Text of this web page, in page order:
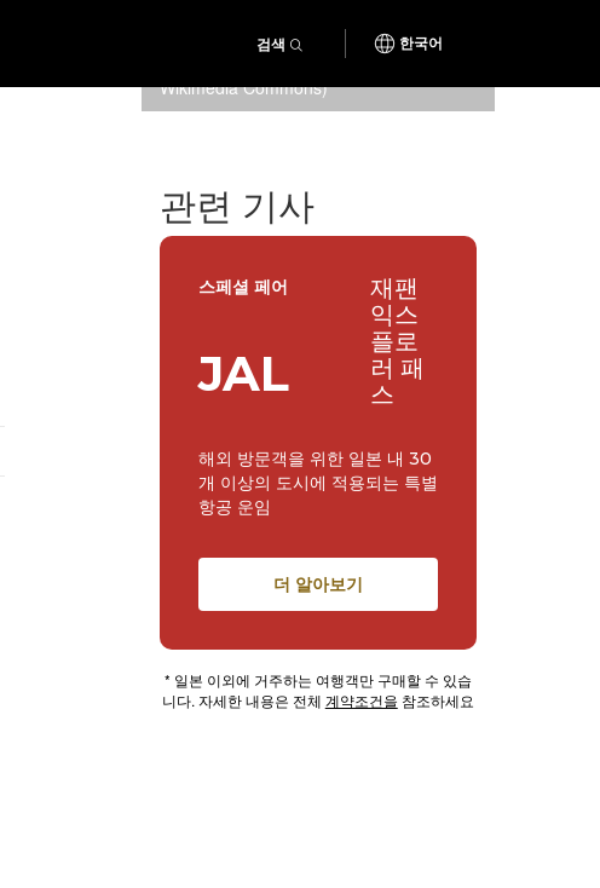
검색 한국어
띄울 준비가 된 연 (저작권:
Wikimedia Commons)
관련 기사
스페셜 페어
JAL
재팬
익스
플로
러 패
스
해외 방문객을 위한 일본 내 30
개 이상의 도시에 적용되는 특별
항공 운임
더 알아보기
* 일본 이외에 거주하는 여행객만 구매할 수 있습
니다. 자세한 내용은 전체 계약조건을 참조하세요